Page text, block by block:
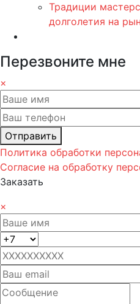
Традиции
долголетия на
Перезвоните мне
×
Отправить
Политика обработки
Согласие на обработку
Заказать
×